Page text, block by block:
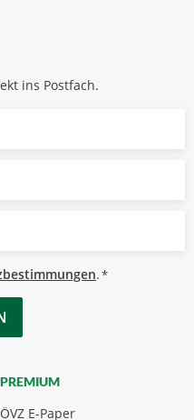
ins Postfach.
.*
PREMIUM
ÖVZ E-Paper